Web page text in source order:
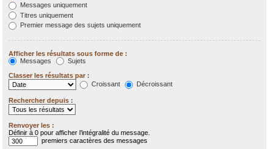
Messages uniquement
Titres uniquement
Premier message des sujets uniquement
Afficher les résultats sous forme de :
Messages
Sujets
Classer les résultats par :
Croissant
Décroissant
Rechercher depuis :
Renvoyer les :
Définir à 0 pour afficher l’intégralité du message.
premiers caractères des messages